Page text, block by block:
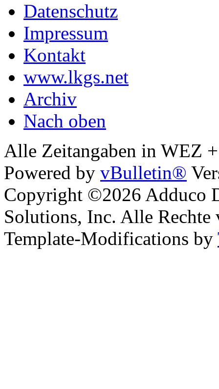
Datenschutz
Impressum
Kontakt
www.lkgs.net
Archiv
Nach oben
Alle Zeitangaben in WEZ
Powered by vBulletin®
Copyright ©2026 Adduco
Solutions, Inc. Alle Rechte
Template-Modifications by